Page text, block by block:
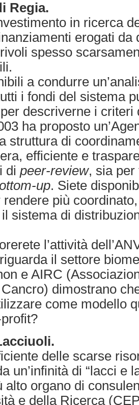
Regia.
in ricerca
erogati da
spesso
a condurre
i fondi del sistema
descriverne i criteri
ha proposto
struttura di
efficiente e
di peer-review, sia
up. Siete
rendere più
sistema di
l’attività
il settore
e AIRC
dimostrano
come modello
delle scarse
un’infinità di “lacci e
alto organo di
e della Ricerca